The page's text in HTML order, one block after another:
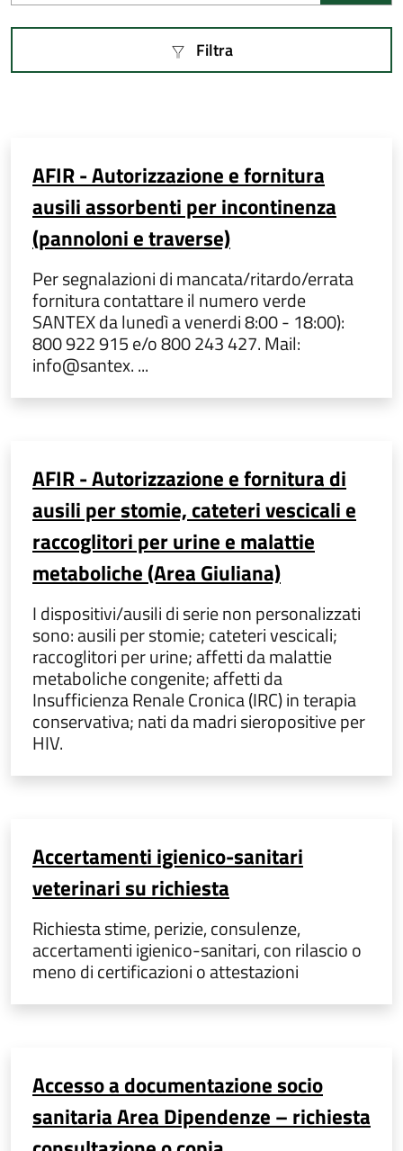
Filtra
AFIR - Autorizzazione e fornitura
ausili assorbenti per incontinenza
(pannoloni e traverse)
Per segnalazioni di mancata/ritardo/errata
fornitura contattare il numero verde
SANTEX da lunedì a venerdi 8:00 - 18:00):
800 922 915 e/o 800 243 427. Mail:
info@santex. ...
AFIR - Autorizzazione e fornitura di
ausili per stomie, cateteri vescicali e
raccoglitori per urine e malattie
metaboliche (Area Giuliana)
I dispositivi/ausili di serie non personalizzati
sono: ausili per stomie; cateteri vescicali;
raccoglitori per urine; affetti da malattie
metaboliche congenite; affetti da
Insufficienza Renale Cronica (IRC) in terapia
conservativa; nati da madri sieropositive per
HIV.
Accertamenti igienico-sanitari
veterinari su richiesta
Richiesta stime, perizie, consulenze,
accertamenti igienico-sanitari, con rilascio o
meno di certificazioni o attestazioni
Accesso a documentazione socio
sanitaria Area Dipendenze – richiesta